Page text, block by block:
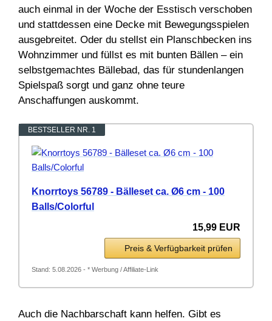
auch einmal in der Woche der Esstisch verschoben
und stattdessen eine Decke mit Bewegungsspielen
ausgebreitet. Oder du stellst ein Planschbecken ins
Wohnzimmer und füllst es mit bunten Bällen – ein
selbstgemachtes Bällebad, das für stundenlangen
Spielspaß sorgt und ganz ohne teure
Anschaffungen auskommt.
BESTSELLER NR. 1
Knorrtoys 56789 - Bälleset ca. Ø6 cm - 100
Balls/Colorful
15,99 EUR
Preis & Verfügbarkeit prüfen
Stand: 5.08.2026 - * Werbung / Affiliate-Link
Auch die Nachbarschaft kann helfen. Gibt es